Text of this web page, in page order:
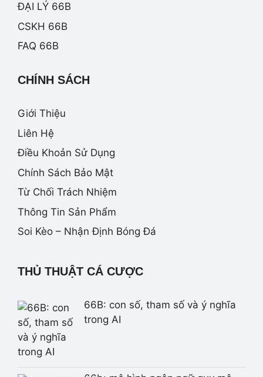
ĐẠI LÝ 66B
CSKH 66B
FAQ 66B
CHÍNH SÁCH
Giới Thiệu
Liên Hệ
Điều Khoản Sử Dụng
Chính Sách Bảo Mật
Từ Chối Trách Nhiệm
Thông Tin Sản Phẩm
Soi Kèo – Nhận Định Bóng Đá
THỦ THUẬT CÁ CƯỢC
66B: con số, tham số và ý nghĩa
trong AI